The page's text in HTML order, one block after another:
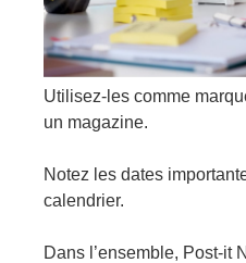
Utilisez-les comme
un magazine.
Notez les dates
calendrier.
Dans l’ensemble, Post-it